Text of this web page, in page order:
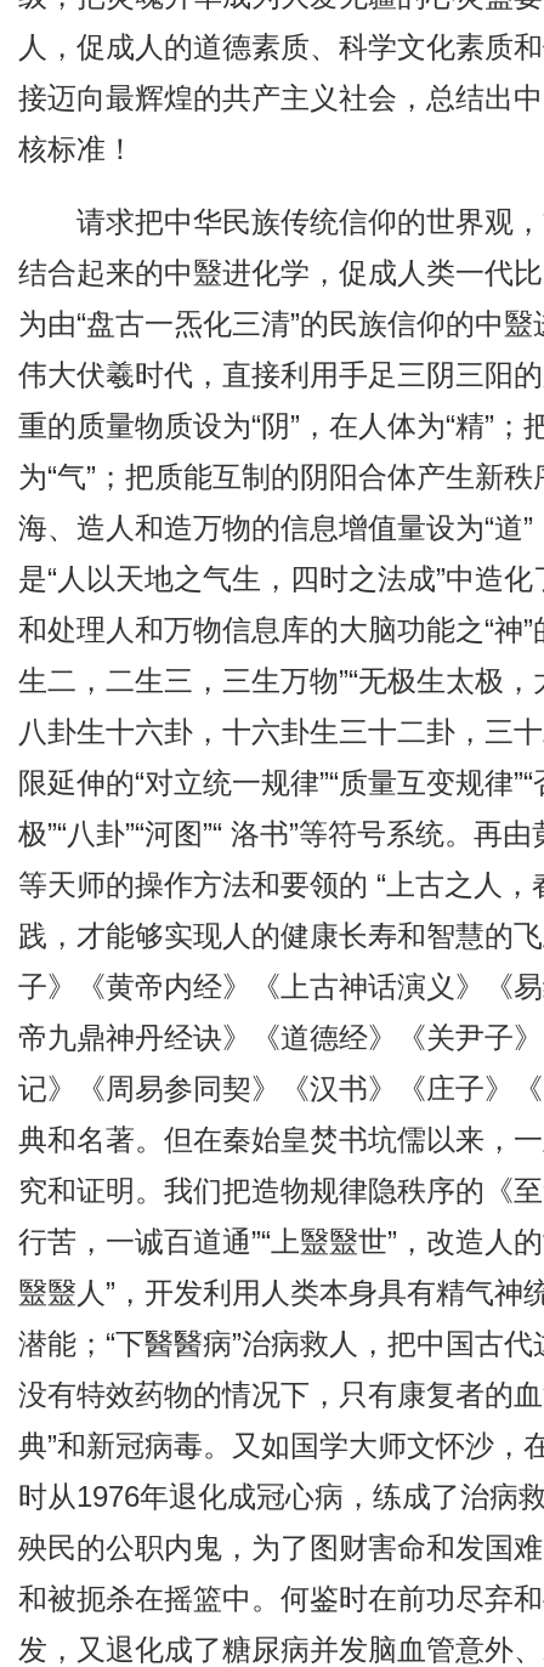
人，促成人的道德素质、科学文化素质
接迈向最辉煌的共产主义社会，总结出
核标准！
请求把中华民族传统信仰的世界观
结合起来的中毉进化学，促成人类一代
为由“盘古一炁化三清”的民族信仰的中
伟大伏羲时代，直接利用手足三阴三阳
重的质量物质设为“阴”，在人体为“精”
为“气”；把质能互制的阴阳合体产生新
海、造人和造万物的信息增值量设为“道
是“人以天地之气生，四时之法成”中造
和处理人和万物信息库的大脑功能之“神
生二，二生三，三生万物”“无极生太极
八卦生十六卦，十六卦生三十二卦，三
限延伸的“对立统一规律”“质量互变规律
极”“八卦”“河图”“ 洛书”等符号系统。再
等天师的操作方法和要领的 “上古之人
践，才能够实现人的健康长寿和智慧的
子》《黄帝内经》《上古神话演义》《
帝九鼎神丹经诀》《道德经》《关尹子
记》《周易参同契》《汉书》《庄子》
典和名著。但在秦始皇焚书坑儒以来，
究和证明。我们把造物规律隐秩序的《
行苦，一诚百道通”“上毉毉世”，改造人
毉毉人”，开发利用人类本身具有精气
潜能；“下醫醫病”治病救人，把中国古
没有特效药物的情况下，只有康复者的
典”和新冠病毒。又如国学大师文怀沙
时从1976年退化成冠心病，练成了治病
殃民的公职内鬼，为了图财害命和发国
和被扼杀在摇篮中。何鉴时在前功尽弃
发，又退化成了糖尿病并发脑血管意外